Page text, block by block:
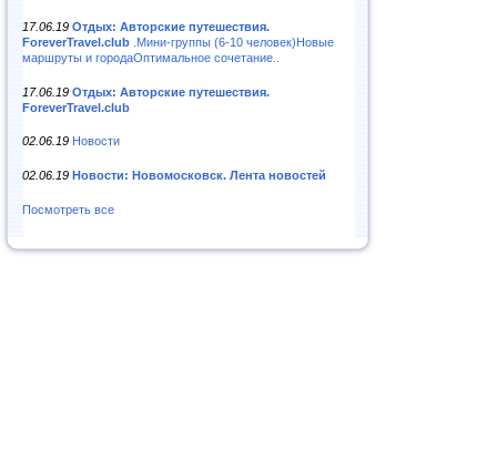
17.06.19 Отдых: Авторские путешествия.
ForeverTravel.club .Мини-группы (6-10 человек)Новые
маршруты и городаОптимальное сочетание..
17.06.19 Отдых: Авторские путешествия.
ForeverTravel.club
02.06.19 Новости
02.06.19 Новости: Новомосковск. Лента новостей
Посмотреть все